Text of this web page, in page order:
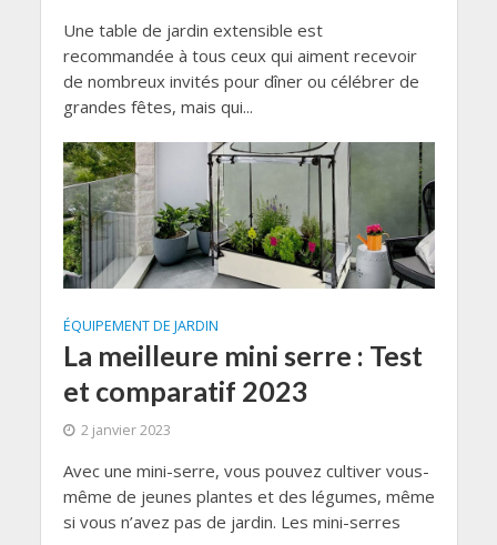
Une table de jardin extensible est
recommandée à tous ceux qui aiment recevoir
de nombreux invités pour dîner ou célébrer de
grandes fêtes, mais qui...
ÉQUIPEMENT DE JARDIN
La meilleure mini serre : Test
et comparatif 2023
2 janvier 2023
Avec une mini-serre, vous pouvez cultiver vous-
même de jeunes plantes et des légumes, même
si vous n’avez pas de jardin. Les mini-serres